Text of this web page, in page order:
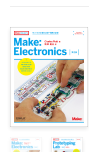
    Spresenseについて
Spresenseのハ
Spresenseがサ
Arduino IDEの開発
Arduino IDE の
Spresense用ド
Spresense
Spresenseブー
SpresenseでLEDを
本書で使用す